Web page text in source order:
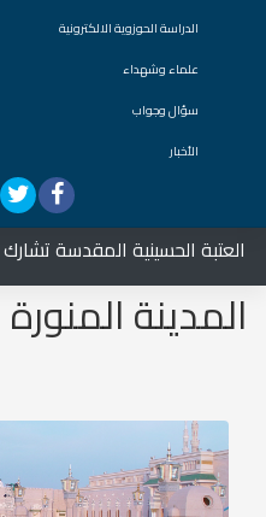
الدراسة الحوزوية الالكترونية
علماء وشهداء
سؤال وجواب
الأخبار
المقدسة تشارك في
المدينة المنورة